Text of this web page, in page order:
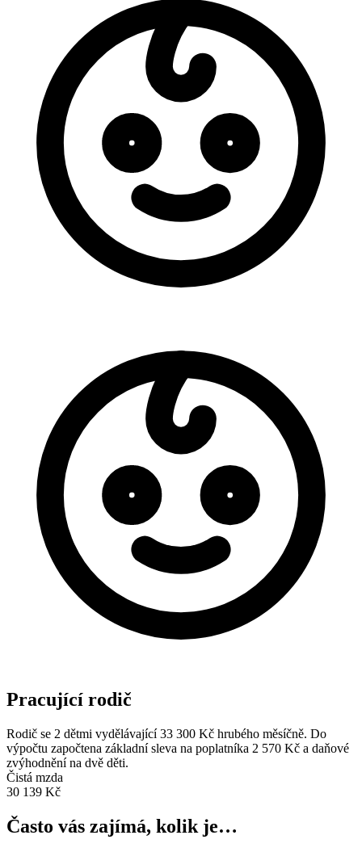
Pracující rodič
Rodič se 2 dětmi vydělávající 33 300 Kč hrubého měsíčně. Do
výpočtu započtena základní sleva na poplatníka 2 570 Kč a daňové
zvýhodnění na dvě děti.
Čistá mzda
30 139 Kč
Často vás zajímá, kolik je…